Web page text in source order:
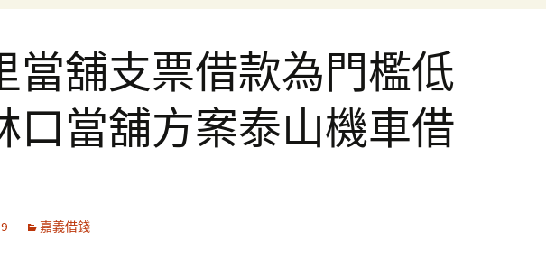
當舖支票借款為門檻低
口當舖方案泰山機車借
嘉義借錢